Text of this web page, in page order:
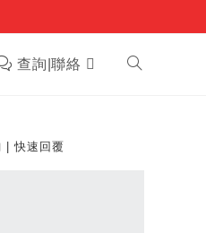
查詢|聯絡 Toggle
| 快速回覆